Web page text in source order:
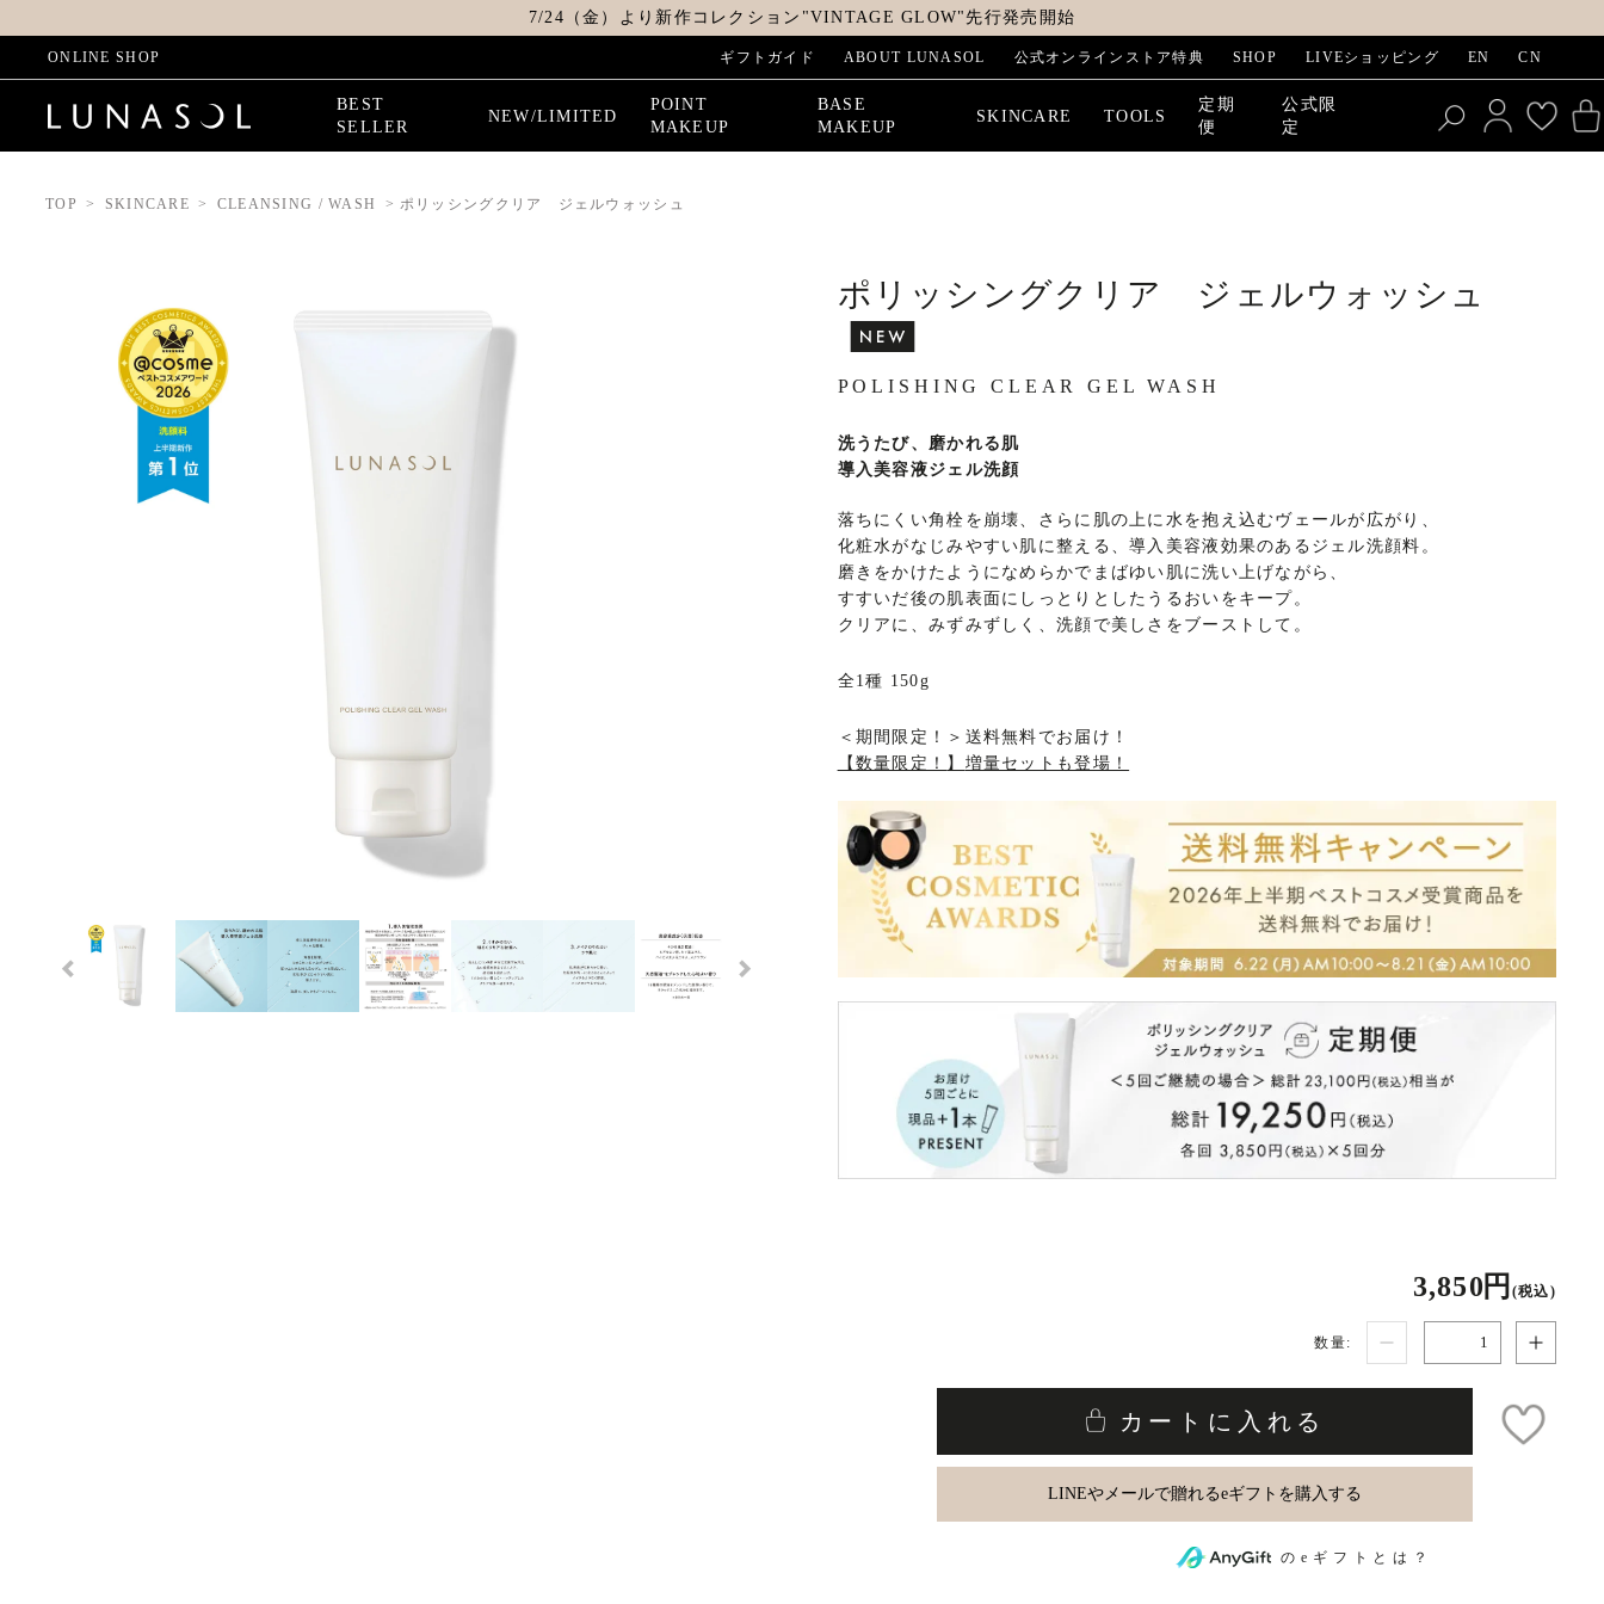
7/24（金）より新作コレクション"VINTAGE GLOW"先行発売開始
ONLINE SHOP ギフトガイド ABOUT LUNASOL 公式オンラインストア特典 SHOP LIVEショッピング EN CN
BEST
SELLER
NEW/LIMITED
POINT
MAKEUP
BASE
MAKEUP
SKINCARE TOOLS
定期
便
公式限
定
TOP SKINCARE CLEANSING / WASH ポリッシングクリア ジェルウォッシュ
ポリッシングクリア ジェルウォッシュ
POLISHING CLEAR GEL WASH
洗うたび、磨かれる肌
導入美容液ジェル洗顔
落ちにくい角栓を崩壊、さらに肌の上に水を抱え込むヴェールが広がり、
化粧水がなじみやすい肌に整える、導入美容液効果のあるジェル洗顔料。
磨きをかけたようになめらかでまばゆい肌に洗い上げながら、
すすいだ後の肌表面にしっとりとしたうるおいをキープ。
クリアに、みずみずしく、洗顔で美しさをブーストして。
全1種 150g
＜ 期間限定！ ＞ 送料無料でお届け！
【 数量限定！ 】 増量セットも登場！
3,850 円 (税込)
数量:
カートに入れる
のeギフトとは？